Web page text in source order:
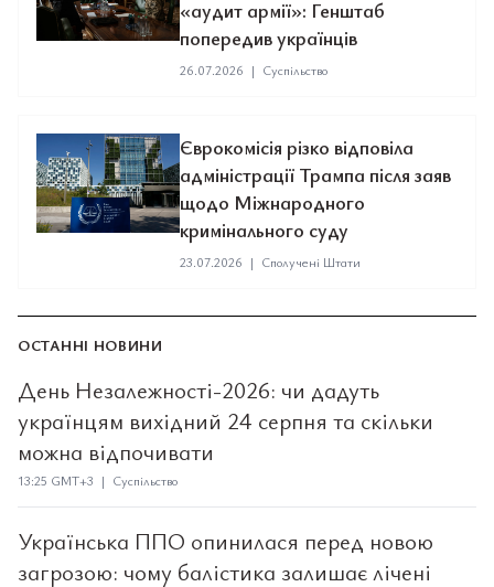
«аудит армії»: Генштаб
попередив українців
26.07.2026 | Суспільство
Єврокомісія різко відповіла
адміністрації Трампа після заяв
щодо Міжнародного
кримінального суду
23.07.2026 | Сполучені Штати
ОСТАННІ НОВИНИ
День Незалежності-2026: чи дадуть
українцям вихідний 24 серпня та скільки
можна відпочивати
13:25 GMT+3 | Суспільство
Українська ППО опинилася перед новою
загрозою: чому балістика залишає лічені